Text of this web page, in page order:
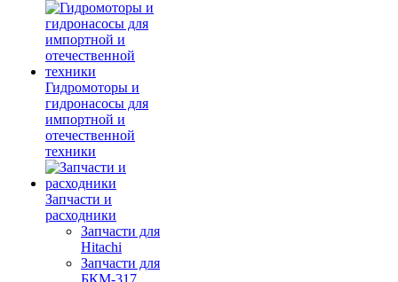
Гидромоторы и
гидронасосы для
импортной и
отечественной
техники
Запчасти и
расходники
Запчасти для
Hitachi
Запчасти для
БКМ-317